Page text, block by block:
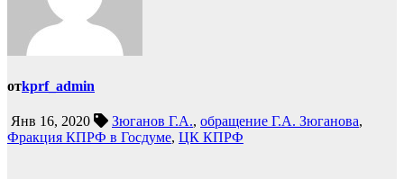
отkprf_admin
Янв 16, 2020 Зюганов Г.А., обращение Г.А. Зюганова,
Фракция КПРФ в Госдуме, ЦК КПРФ